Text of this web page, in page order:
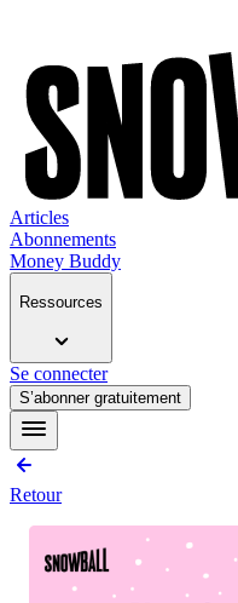
Articles
Abonnements
Money Buddy
Ressources
Se connecter
S’abonner gratuitement
Retour